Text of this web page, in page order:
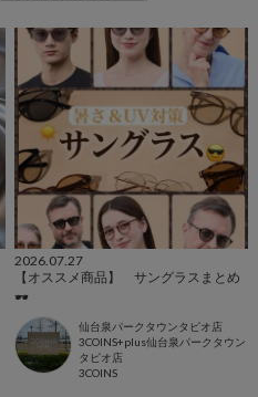
2026.07.27
【オススメ商品】 サングラスまとめ
🕶️
仙台泉パークタウンタピオ店
3COINS+plus仙台泉パークタウン
タピオ店
3COINS